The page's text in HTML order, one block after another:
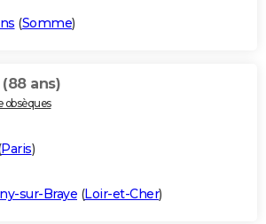
(Somme)
(88 ans)
obsèques
Paris)
sur-Braye (Loir-et-Cher)